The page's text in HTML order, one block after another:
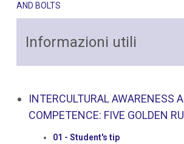
AND BOLTS
Informazioni utili
INTERCULTURAL AWARENESS
COMPETENCE: FIVE GOLDEN
01 - Student's tip